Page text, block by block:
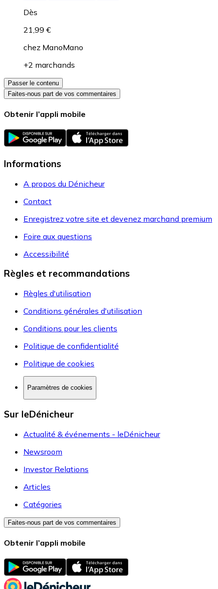
Dès
21,99 €
chez ManoMano
+2 marchands
Passer le contenu
Faites-nous part de vos commentaires
Obtenir l’appli mobile
Informations
A propos du Dénicheur
Contact
Enregistrez votre site et devenez marchand premium
Foire aux questions
Accessibilité
Règles et recommandations
Règles d'utilisation
Conditions générales d'utilisation
Conditions pour les clients
Politique de confidentialité
Politique de cookies
Paramètres de cookies
Sur leDénicheur
Actualité & événements - leDénicheur
Newsroom
Investor Relations
Articles
Catégories
Faites-nous part de vos commentaires
Obtenir l’appli mobile